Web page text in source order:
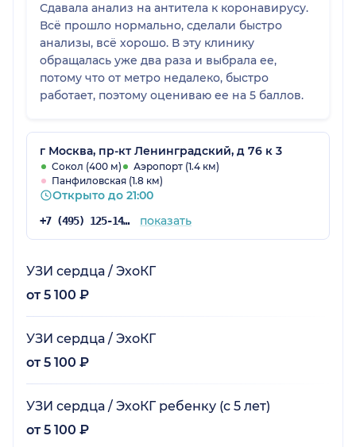
Сдавала анализ на антитела к коронавирусу.
Всё прошло нормально, сделали быстро
анализы, всё хорошо. В эту клинику
обращалась уже два раза и выбрала ее,
потому что от метро недалеко, быстро
работает, поэтому оцениваю ее на 5 баллов.
г Москва, пр-кт Ленинградский, д 76 к 3
Сокол (400 м)
Аэропорт (1.4 км)
Панфиловская (1.8 км)
Открыто до 21:00
+7 (495) 125-14-89 показать
УЗИ сердца / ЭхоКГ
от 5 100 ₽
УЗИ сердца / ЭхоКГ
от 5 100 ₽
УЗИ сердца / ЭхоКГ ребенку (с 5 лет)
от 5 100 ₽